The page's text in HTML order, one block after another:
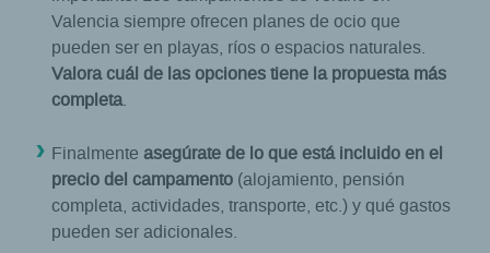
Valencia siempre ofrecen planes de ocio que
pueden ser en playas, ríos o espacios naturales.
Valora cuál de las opciones tiene la propuesta más
completa.
Finalmente asegúrate de lo que está incluido en el
precio del campamento (alojamiento, pensión
completa, actividades, transporte, etc.) y qué gastos
pueden ser adicionales.